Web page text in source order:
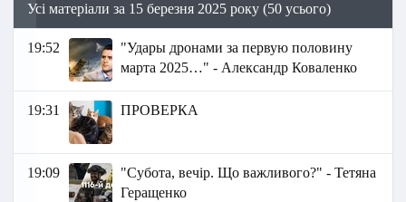
Усі матеріали за 15 березня 2025 року (50 усього)
19:52
"Удары дронами за первую половину
марта 2025…" - Александр Коваленко
19:31 ПРОВЕРКА
19:09
"Субота, вечір. Що важливого?" - Тетяна
Геращенко